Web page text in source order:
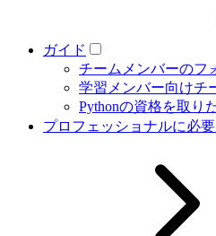
ガイド
チームメンバーのフ
学習メンバー向けチ
Pythonの資格を取り
プロフェッショナルに必